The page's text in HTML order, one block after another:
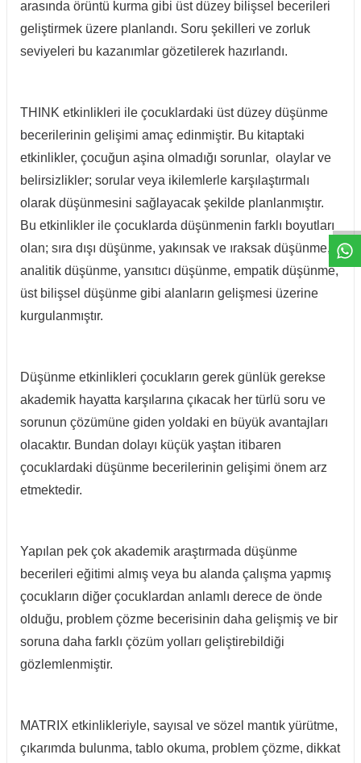
arasında örüntü kurma gibi üst düzey bilişsel becerileri
geliştirmek üzere planlandı. Soru şekilleri ve zorluk
seviyeleri bu kazanımlar gözetilerek hazırlandı.
THINK etkinlikleri ile çocuklardaki üst düzey düşünme
becerilerinin gelişimi amaç edinmiştir. Bu kitaptaki
etkinlikler, çocuğun aşina olmadığı sorunlar, olaylar ve
belirsizlikler; sorular veya ikilemlerle karşılaştırmalı
olarak düşünmesini sağlayacak şekilde planlanmıştır.
Bu etkinlikler ile çocuklarda düşünmenin farklı boyutları
olan; sıra dışı düşünme, yakınsak ve ıraksak düşünme,
analitik düşünme, yansıtıcı düşünme, empatik düşünme,
üst bilişsel düşünme gibi alanların gelişmesi üzerine
kurgulanmıştır.
Düşünme etkinlikleri çocukların gerek günlük gerekse
akademik hayatta karşılarına çıkacak her türlü soru ve
sorunun çözümüne giden yoldaki en büyük avantajları
olacaktır. Bundan dolayı küçük yaştan itibaren
çocuklardaki düşünme becerilerinin gelişimi önem arz
etmektedir.
Yapılan pek çok akademik araştırmada düşünme
becerileri eğitimi almış veya bu alanda çalışma yapmış
çocukların diğer çocuklardan anlamlı derece de önde
olduğu, problem çözme becerisinin daha gelişmiş ve bir
soruna daha farklı çözüm yolları geliştirebildiği
gözlemlenmiştir.
MATRIX etkinlikleriyle, sayısal ve sözel mantık yürütme,
çıkarımda bulunma, tablo okuma, problem çözme, dikkat